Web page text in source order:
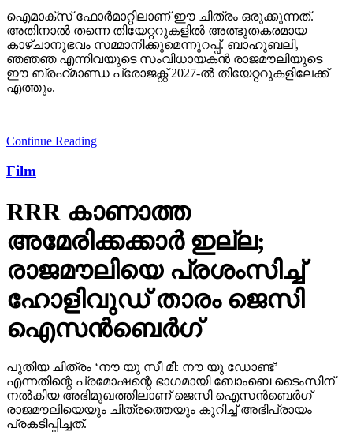
ഐമാക്‌സ് ഫോര്‍മാറ്റിലാണ് ഈ ചിത്രം ഒരുക്കുന്നത്.
അതിനാല്‍ തന്നെ തിയേറ്ററുകളില്‍ അത്ഭുതകരമായ
കാഴ്ചാനുഭവം സമ്മാനിക്കുമെന്നുറപ്പ്. ബാഹുബലി,
ഞഞഞ എന്നിവയുടെ സംവിധായകന്‍ രാജമൗലിയുടെ
ഈ ബ്രഹ്‌മാണ്ഡ പ്രോജക്റ്റ് 2027-ല്‍ തിയേറ്ററുകളിലേക്ക്
എത്തും.
Continue Reading
Film
RRR കാണാത്ത
അമേരിക്കക്കാര്‍ ഇല്ല;
രാജമൗലിയെ പ്രശംസിച്ച്
ഹോളിവുഡ് താരം ജെസി
ഐസന്‍ബെര്‍ഗ്
പുതിയ ചിത്രം ‘നൗ യു സീ മീ: നൗ യു ഡോണ്ട്’
എന്നതിന്റെ പ്രമോഷന്റെ ഭാഗമായി ബോംബെ ടൈംസിന്
നല്‍കിയ അഭിമുഖത്തിലാണ് ജെസി ഐസന്‍ബെര്‍ഗ്
രാജമൗലിയെയും ചിത്രത്തെയും കുറിച്ച് അഭിപ്രായം
പ്രകടിപ്പിച്ചത്.